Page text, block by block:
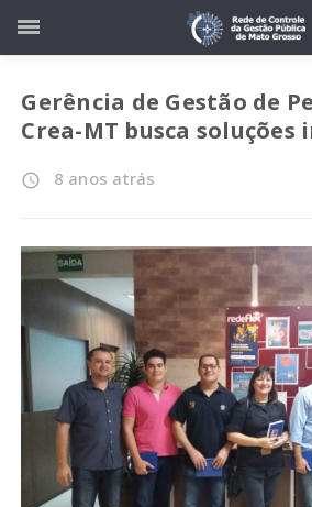
Gerência de Gestão de
Crea-MT busca
access_time 8 anos atrás